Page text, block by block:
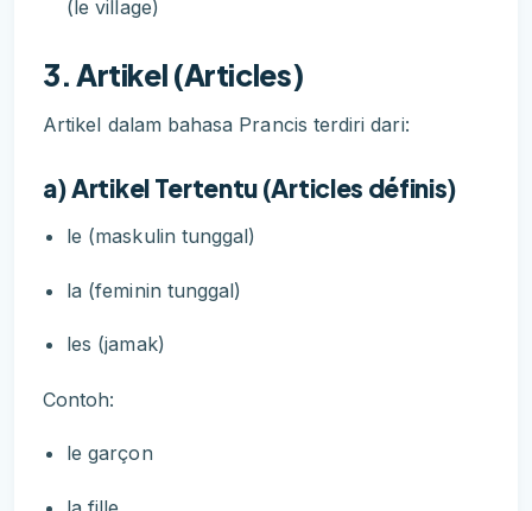
(le village)
3. Artikel (Articles)
Artikel dalam bahasa Prancis terdiri dari:
a) Artikel Tertentu (Articles définis)
le (maskulin tunggal)
la (feminin tunggal)
les (jamak)
Contoh:
le garçon